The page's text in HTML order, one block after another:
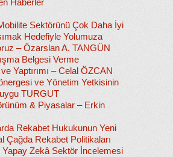
Haberler
Sektörünü Çok Daha İyi
Hedefiyle Yolumuza
– Özarslan A. TANGÜN
Belgesi Verme
Yaptırımı – Celal ÖZCAN
ve Yönetim Yetkisinin
TURGUT
& Piyasalar – Erkin
Rekabet Hukukunun Yeni
Çağda Rekabet Politikaları
Yapay Zekâ Sektör İncelemesi